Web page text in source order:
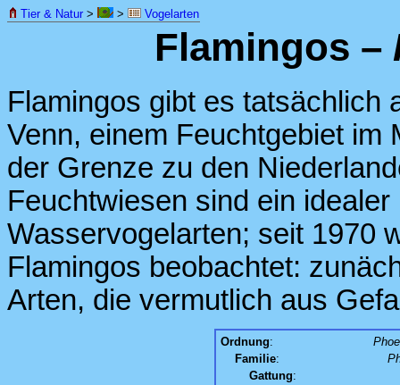
Tier & Natur > > Vogelarten
Flamingos –
Flamingos gibt es tatsächlich
Venn, einem Feuchtgebiet im
der Grenze zu den
Feuchtwiesen sind ein
Wasservogelarten; seit 1970
Flamingos beobachtet:
Arten, die vermutlich aus
Ordnung:
Familie:
Gattung: